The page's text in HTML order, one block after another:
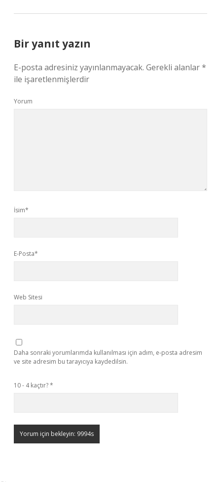
Bir yanıt yazın
E-posta adresiniz yayınlanmayacak. Gerekli alanlar*
ile işaretlenmişlerdir
Yorum
İsim*
E-Posta*
Web Sitesi
Daha sonraki yorumlarımda kullanılması için adım, e-posta adresim
ve site adresim bu tarayıcıya kaydedilsin.
10 - 4 kaçtır?*